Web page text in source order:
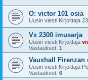
O: victor 101 osia
Uusin viesti Kirjoittaja
Vx 2300 imusarja
Uusin viesti Kirjoittaja
Vastaukset: 1
Vauxhall
Uusin viesti Kirjoittaja
Vastaukset: 6